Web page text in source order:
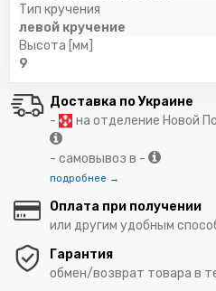
Тип кручения
левой кручение
Высота [мм]
9
Доставка по Украине
-
на отделение Новой
- самовывоз в -
подробнее →
Оплата при получении
или другим удобным
Гарантия
обмен/возврат товара в